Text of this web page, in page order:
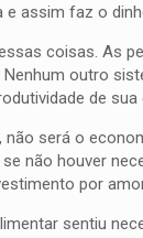
assim faz o
coisas. As
outro
de sua
será o
não houver
por
sentiu